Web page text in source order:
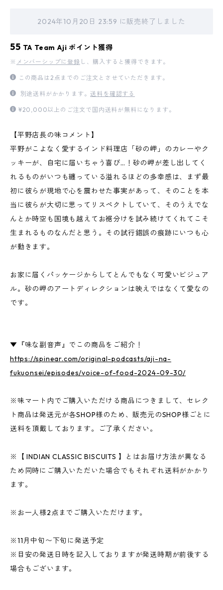
2024年10月20日 23:59 に販売終了しました
55 TA Team Aji ポイント獲得
※ メンバーシップに登録 し、購入すると獲得できます。
この商品は2点までのご注文とさせていただきます。
別途送料がかかります。送料を確認する
¥20,000以上のご注文で国内送料が無料になります。
【平野店長の味コメント】
平野がこよなく愛するインド料理店「砂の岬」のカレーやク
ッキーが、自宅に届いちゃう喜び…！砂の岬が差し出してく
れるものがいつも纏っている溢れるほどの多幸感は、まず最
初に彼らが現地で心を震わせた事実があって、そのことを本
当に彼らが大切に思ってリスペクトしていて、そのうえでな
んとか時空も国境も越えてお裾分けを試み続けてくれてこそ
生まれるものなんだと思う。その試行錯誤の痕跡にいつも心
が動きます。
お家に届くパッケージからしてとんでもなく可愛いビジュア
ル。砂の岬のアートディレクションは映えではなくて愛なの
です。
▼『味な副音声』でこの商品をご紹介！
https://spinear.com/original-podcasts/aji-na-
fukuonsei/episodes/voice-of-food-2024-09-30/
※味マート内でご購入いただける商品につきまして、セレク
ト商品は発送元が各SHOP様のため、販売元のSHOP様ごとに
送料を頂戴しております。ご了承ください。
※【 INDIAN CLASSIC BISCUITS 】とはお届け方法が異なる
ため同時にご購入いただいた場合でもそれぞれ送料がかかり
ます。
※お一人様2点までご購入いただけます。
※11月中旬〜下旬に発送予定
※目安の発送日時を記入しておりますが発送時期が前後する
場合もございます。